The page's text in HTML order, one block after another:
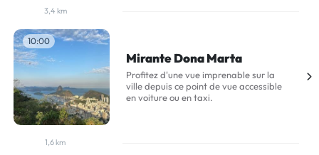
3,4 km
10:00
Mirante Dona Marta
Profitez d'une vue imprenable sur la
ville depuis ce point de vue accessible
en voiture ou en taxi.
1,6 km